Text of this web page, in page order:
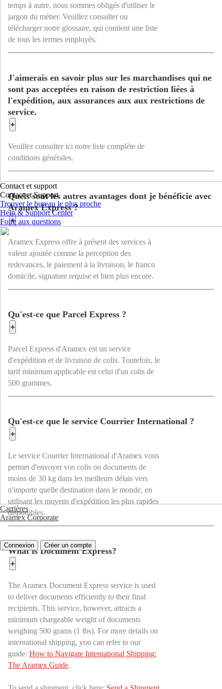
Contact et support
Contact et Support
Trouver le bureau le plus proche
Help & Support Center
Foire aux questions
Carrières
Aramex Corporate
Connexion Créer un compte
temps à autre, nous sommes obligés d'utiliser le
jargon du métier. Veuillez consulter ou
télécharger notre glossaire, qui contient une liste
de tous les termes employés.
J'aimerais en savoir plus sur les marchandises qui ne
sont pas acceptées en raison de restriction liées à
l'expédition, aux assurances aux aux restrictions de
service.
+
Veuillez consulter ici notre liste complète de
conditions générales.
Quels sont les autres avantages dont je bénéficie avec
Aramex Express ?
+
Aramex Express offre à présent des services à
valeur ajoutée comme la perception des
redevances, le paiement à la livraison, le franco
domicile, signature requise et bien plus encore.
Qu'est-ce que Parcel Express ?
+
Parcel Express d'Aramex est un service
d'expédition et de livraison de colis. Toutefois, le
tarif minimum applicable est celui d'un colis de
500 grammes.
Qu'est-ce que le service Courrier International ?
+
Le service Courrier International d'Aramex vous
permet d'envoyer vos colis ou documents de
moins de 30 kg dans les meilleurs délais vers
n'importe quelle destination dans le monde, en
utilisant les moyens d'expédition les plus rapides
disponibles.
What is Document Express?
+
The Aramex Document Express service is used
to deliver documents efficiently to their final
recipients. This service, however, attracts a
minimum chargeable weight of documents
weighing 500 grams (1 lbs). For more details on
international shipping, you can refer to our
guide: How to Navigate International Shipping:
The Aramex Guide.